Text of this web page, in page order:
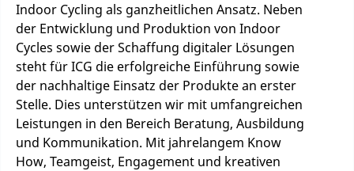
Indoor Cycling als ganzheitlichen Ansatz. Neben
der Entwicklung und Produktion von Indoor
Cycles sowie der Schaffung digitaler Lösungen
steht für ICG die erfolgreiche Einführung sowie
der nachhaltige Einsatz der Produkte an erster
Stelle. Dies unterstützen wir mit umfangreichen
Leistungen in den Bereich Beratung, Ausbildung
und Kommunikation. Mit jahrelangem Know
How, Teamgeist, Engagement und kreativen